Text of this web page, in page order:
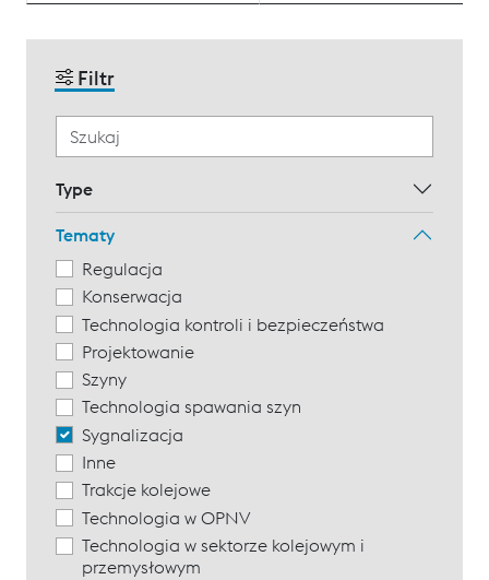
Filtr
Type
Tematy
Regulacja
Konserwacja
Technologia kontroli i bezpieczeństwa
Projektowanie
Szyny
Technologia spawania szyn
Sygnalizacja
Inne
Trakcje kolejowe
Technologia w OPNV
Technologia w sektorze kolejowym i
przemysłowym